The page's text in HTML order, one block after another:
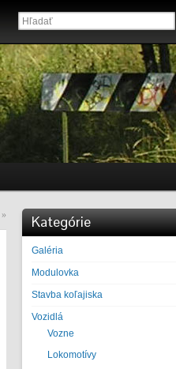
» Kategórie
Galéria
Modulovka
Stavba koľajiska
Vozidlá
Vozne
Lokomotívy